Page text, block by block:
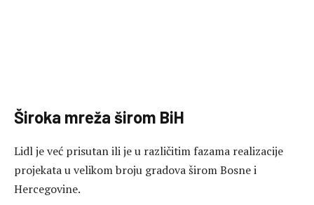
Široka mreža širom BiH
Lidl je već prisutan ili je u različitim fazama realizacije
projekata u velikom broju gradova širom Bosne i
Hercegovine.